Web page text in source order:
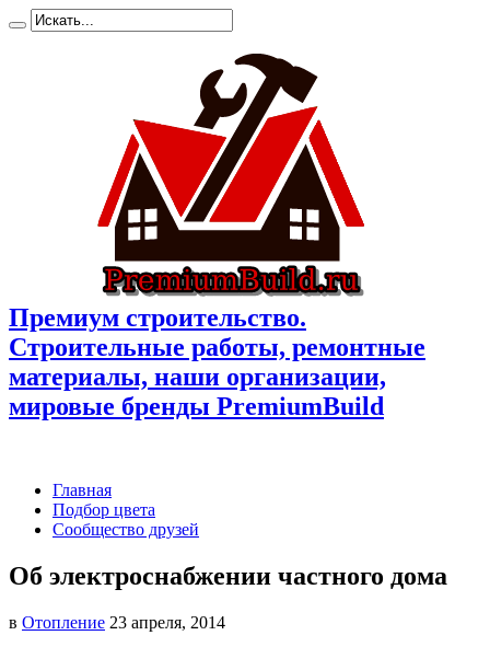
Премиум cтроительство.
Cтроительные работы, ремонтные
материалы, наши организации,
мировые бренды PremiumBuild
Главная
Подбор цвета
Сообщество друзей
Об электроснабжении частного дома
в Отопление 23 апреля, 2014